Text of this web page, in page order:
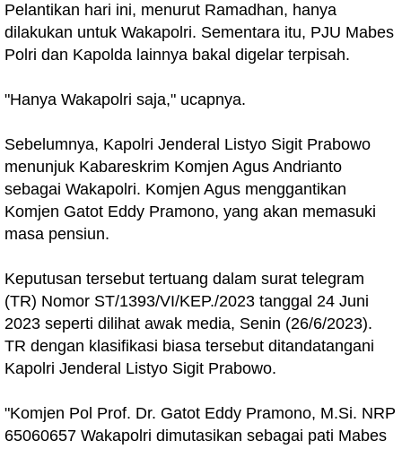
Pelantikan hari ini, menurut Ramadhan, hanya
dilakukan untuk Wakapolri. Sementara itu, PJU Mabes
Polri dan Kapolda lainnya bakal digelar terpisah.
"Hanya Wakapolri saja," ucapnya.
Sebelumnya, Kapolri Jenderal Listyo Sigit Prabowo
menunjuk Kabareskrim Komjen Agus Andrianto
sebagai Wakapolri. Komjen Agus menggantikan
Komjen Gatot Eddy Pramono, yang akan memasuki
masa pensiun.
Keputusan tersebut tertuang dalam surat telegram
(TR) Nomor ST/1393/VI/KEP./2023 tanggal 24 Juni
2023 seperti dilihat awak media, Senin (26/6/2023).
TR dengan klasifikasi biasa tersebut ditandatangani
Kapolri Jenderal Listyo Sigit Prabowo.
"Komjen Pol Prof. Dr. Gatot Eddy Pramono, M.Si. NRP
65060657 Wakapolri dimutasikan sebagai pati Mabes